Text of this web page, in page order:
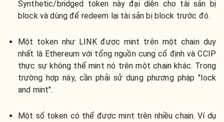
Synthetic/bridged token này đại diện cho tài sản bị
block và dùng để redeem lại tài sản bị block trước đó.
Một token như LINK được mint trên một chain duy
nhất là Ethereum với tổng nguồn cung cố định và CCIP
thực sự không thể mint nó trên một chain khác. Trong
trường hợp này, cần phải sử dụng phương pháp "lock
and mint".
Một số token có thể được mint trên nhiều chain. Ví dụ